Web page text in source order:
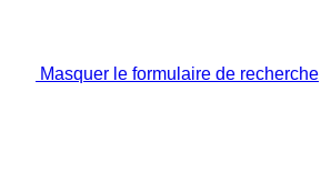
Masquer le formulaire de recherche